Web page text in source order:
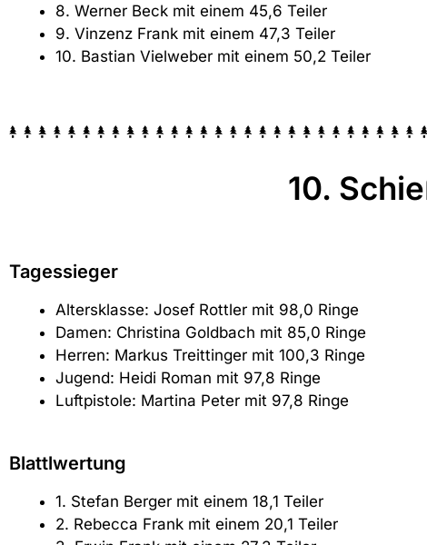
8. Werner Beck mit einem 45,6 Teiler
9. Vinzenz Frank mit einem 47,3 Teiler
10. Bastian Vielweber mit einem 50,2 Teiler
10.
Tagessieger
Altersklasse: Josef Rottler mit 98,0 Ringe
Damen: Christina Goldbach mit 85,0 Ringe
Herren: Markus Treittinger mit 100,3 Ringe
Jugend: Heidi Roman mit 97,8 Ringe
Luftpistole: Martina Peter mit 97,8 Ringe
Blattlwertung
1. Stefan Berger mit einem 18,1 Teiler
2. Rebecca Frank mit einem 20,1 Teiler